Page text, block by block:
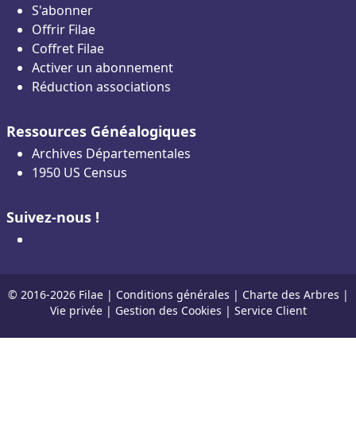
S'abonner
Offrir Filae
Coffret Filae
Activer un abonnement
Réduction associations
Ressources Généalogiques
Archives Départementales
1950 US Census
Suivez-nous !
© 2016-2026Filae | Conditions générales | Charte des Arbres |
Vie privée | Gestion des Cookies | Service Client